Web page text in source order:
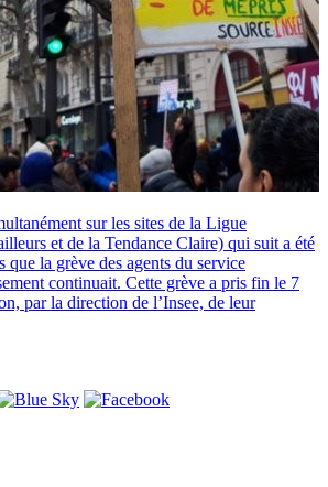
sur les sites de la Ligue
et de la Tendance Claire) qui suit a été
que la grève des agents du service
continuait. Cette grève a pris fin le 7
par la direction de l’Insee, de leur